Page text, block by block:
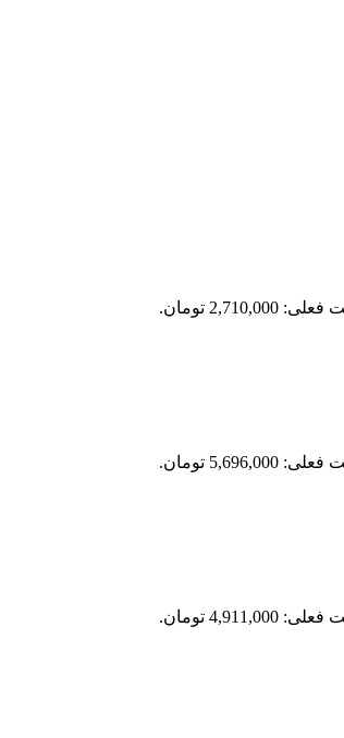
2,710,000 تومان.
5,696,000 تومان.
4,911,000 تومان.